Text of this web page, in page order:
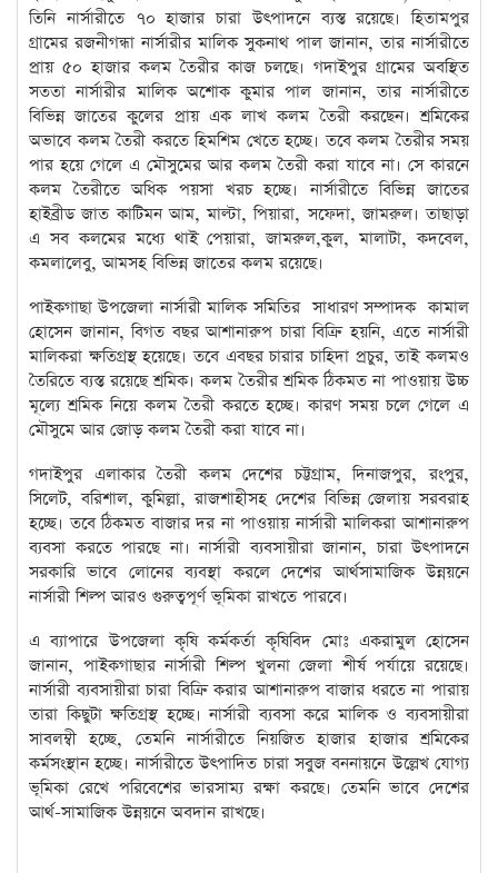
তিনি নার্সারীতে ৭০ হাজার চারা উৎপাদনে ব্যস্ত রয়েছে। হিতামপুর
গ্রামের রজনীগন্ধা নার্সারীর মালিক সুকনাথ পাল জানান, তার নার্সারীতে
প্রায় ৫০ হাজার কলম তৈরীর কাজ চলছে। গদাইপুর গ্রামের অবস্থিত
সততা নার্সারীর মালিক অশোক কুমার পাল জানান, তার নার্সারীতে
বিভিন্ন জাতের কুলের প্রায় এক লাখ কলম তৈরী করছেন। শ্রমিকের
অভাবে কলম তৈরী করতে হিমশিম খেতে হচ্ছে। তবে কলম তৈরীর সময়
পার হয়ে গেলে এ মৌসুমের আর কলম তৈরী করা যাবে না। সে কারনে
কলম তৈরীতে অধিক পয়সা খরচ হচ্ছে। নার্সারীতে বিভিন্ন জাতের
হাইব্রীড জাত কাটিমন আম, মাল্টা, পিয়ারা, সফেদা, জামরুল। তাছাড়া
এ সব কলমের মধ্যে থাই পেয়ারা, জামরুল,কুল, মালাটা, কদবেল,
কমলালেবু, আমসহ বিভিন্ন জাতের কলম রয়েছে।
পাইকগাছা উপজেলা নার্সারী মালিক সমিতির সাধারণ সম্পাদক কামাল
হোসেন জানান, বিগত বছর আশানারুপ চারা বিক্রি হয়নি, এতে নার্সারী
মালিকরা ক্ষতিগ্রস্থ হয়েছে। তবে এবছর চারার চাহিদা প্রচুর, তাই কলমও
তৈরিতে ব্যস্ত রয়েছে শ্রমিক। কলম তৈরীর শ্রমিক ঠিকমত না পাওয়ায় উচ্চ
মূল্যে শ্রমিক নিয়ে কলম তৈরী করতে হচ্ছে। কারণ সময় চলে গেলে এ
মৌসুমে আর জোড় কলম তৈরী করা যাবে না।
গদাইপুর এলাকার তৈরী কলম দেশের চট্টগ্রাম, দিনাজপুর, রংপুর,
সিলেট, বরিশাল, কুমিল্লা, রাজশাহীসহ দেশের বিভিন্ন জেলায় সরবরাহ
হচ্ছে। তবে ঠিকমত বাজার দর না পাওয়ায় নার্সারী মালিকরা আশানারুপ
ব্যবসা করতে পারছে না। নার্সারী ব্যবসায়ীরা জানান, চারা উৎপাদনে
সরকারি ভাবে লোনের ব্যবস্থা করলে দেশের আর্থসামাজিক উন্নয়নে
নার্সারী শিল্প আরও গুরুত্বপূর্ণ ভূমিকা রাখতে পারবে।
এ ব্যাপারে উপজেলা কৃষি কর্মকর্তা কৃষিবিদ মোঃ একরামুল হোসেন
জানান, পাইকগাছার নার্সারী শিল্প খুলনা জেলা শীর্ষ পর্যায়ে রয়েছে।
নার্সারী ব্যবসায়ীরা চারা বিক্রি করার আশানারুপ বাজার ধরতে না পারায়
তারা কিছুটা ক্ষতিগ্রস্থ হচ্ছে। নার্সারী ব্যবসা করে মালিক ও ব্যবসায়ীরা
সাবলম্বী হচ্ছে, তেমনি নার্সারীতে নিয়জিত হাজার হাজার শ্রমিকের
কর্মসংস্থান হচ্ছে। নার্সারীতে উৎপাদিত চারা সবুজ বননায়নে উল্লেখ যোগ্য
ভূমিকা রেখে পরিবেশের ভারসাম্য রক্ষা করছে। তেমনি ভাবে দেশের
আর্থ-সামাজিক উন্নয়নে অবদান রাখছে।